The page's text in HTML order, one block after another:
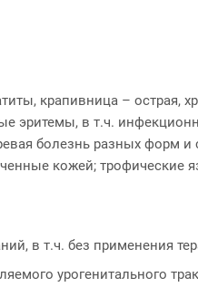
крапивница – острая,
эритемы, в т.ч.
болезнь разных форм и
кожей; трофические
в т.ч. без применения
урогенитального